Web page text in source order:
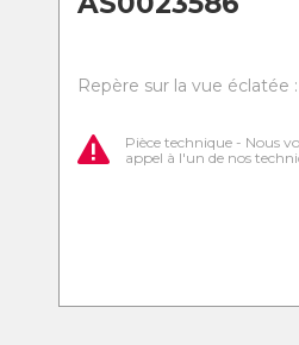
Repère sur la vue éclatée :
Pièce technique - Nous
appel à l'un de nos